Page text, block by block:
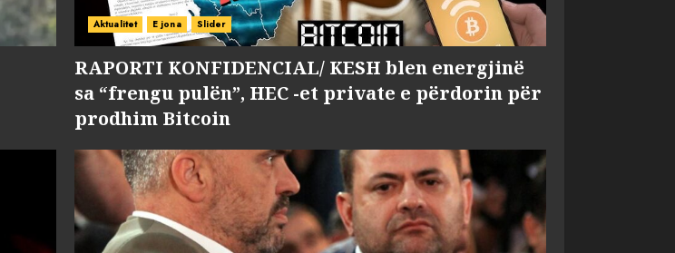
Aktualitet E jona Slider
RAPORTI KONFIDENCIAL/ KESH blen energjinë
sa “frengu pulën”, HEC -et private e përdorin për
prodhim Bitcoin